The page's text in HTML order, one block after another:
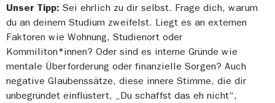
Unser Tipp: Sei ehrlich zu dir selbst. Frage dich, warum
du an deinem Studium zweifelst. Liegt es an externen
Faktoren wie Wohnung, Studienort oder
Kommiliton*innen? Oder sind es interne Gründe wie
mentale Überforderung oder finanzielle Sorgen? Auch
negative Glaubenssätze, diese innere Stimme, die dir
unbegründet einflüstert, „Du schaffst das eh nicht“,